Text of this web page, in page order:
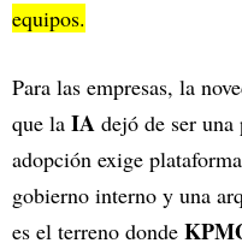
equipos.
Para las empresas, la
que la IA dejó de ser
adopción exige
gobierno interno y una
es el terreno donde